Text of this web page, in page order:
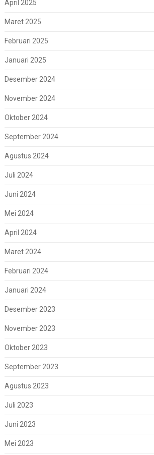
April 2025
Maret 2025
Februari 2025
Januari 2025
Desember 2024
November 2024
Oktober 2024
September 2024
Agustus 2024
Juli 2024
Juni 2024
Mei 2024
April 2024
Maret 2024
Februari 2024
Januari 2024
Desember 2023
November 2023
Oktober 2023
September 2023
Agustus 2023
Juli 2023
Juni 2023
Mei 2023